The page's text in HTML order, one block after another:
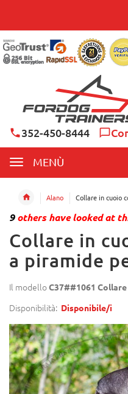
352-450-8444
MENÙ
Alano Collare in cuoio
9others have looked at
Collare in
a piramide
Il modelloC37##1061
Disponibilità: Disponibile/i